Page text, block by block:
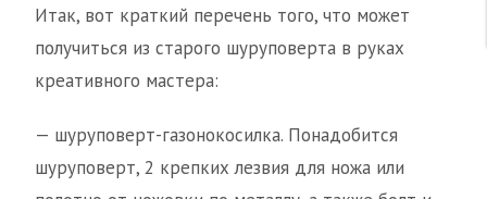
Итак, вот краткий перечень того, что может
получиться из старого шуруповерта в руках
креативного мастера:
— шуруповерт-газонокосилка. Понадобится
шуруповерт, 2 крепких лезвия для ножа или